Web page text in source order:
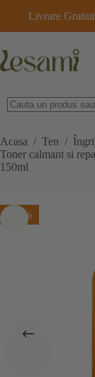
conținut
Livrare
Acasa / Ten /
Toner calmant si
150ml
-15%